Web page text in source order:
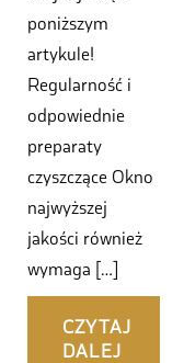
poniższym
artykule!
Regularność i
odpowiednie
preparaty
czyszczące Okno
najwyższej
jakości również
wymaga […]
CZYTAJ
DALEJ